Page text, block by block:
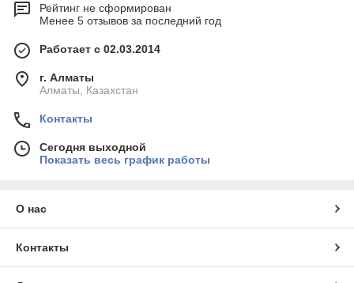
Рейтинг не сформирован
Менее 5 отзывов за последний год
Работает с 02.03.2014
г. Алматы
Алматы, Казахстан
Контакты
Сегодня выходной
Показать весь график работы
О нас
Контакты